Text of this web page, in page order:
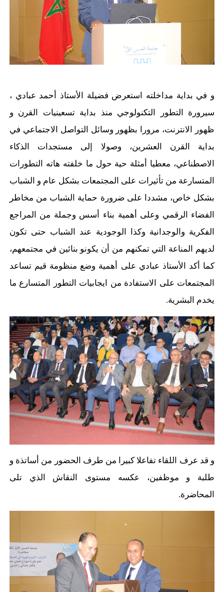
و في بداية مداخلته استعرض فضيلة الأستاذ أحمد عبادي ،
سيرورة التطور التكنولوجي منذ بداية تسعينيات القرن و
ظهور الانترنت، مرورا بظهور وسائل التواصل الاجتماعي في
بداية القرن العشرين، وصولا إلى مستجدات الذكاء
الاصطناعي، معطيا أمثلة حية حول ما خلفته هاته التطورات
المتسارعة من تأثيرات على المجتمعات بشكل عام و الشباب
بشكل خاص، مشددا على ضرورة حماية الشباب من مخاطر
الفضاء الرقمي وعلى أهمية بناء أسس وجملة من المراجع
الفكرية والوجدانية وكذا الوجودية عند الشباب حتى تكون
لديهم المناعة التي تمكنهم من أن يكونو بنائين في مجتمعهم،
كما أكد الأستاذ عبادي على أهمية وضع منظومة قيم تساعد
المجتمعات على الاستفادة من ايجابيات التطور المتسارع ما
يخدم البشرية.
و قد عرف اللقاء تفاعلا كبيرا من طرف الحضور من أساتذة و
طلبة و موظفين، عكسه مستوى النقاش الذي تلى
المحاضرة.